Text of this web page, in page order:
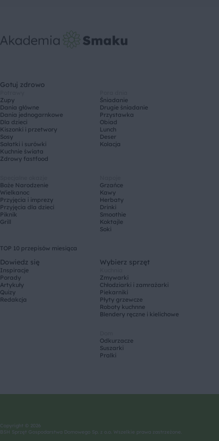
Gotuj zdrowo
Zupy
Dania główne
Dania jednogarnkowe
Dla dzieci
Kiszonki i przetwory
Sosy
Sałatki i surówki
Kuchnie świata
Zdrowy fastfood
Śniadanie
Drugie śniadanie
Przystawka
Obiad
Lunch
Deser
Kolacja
Boże Narodzenie
Wielkanoc
Przyjęcia i imprezy
Przyjęcia dla dzieci
Piknik
Grill
Grzańce
Kawy
Herbaty
Drinki
Smoothie
Koktajle
Soki
TOP 10 przepisów miesiąca
Dowiedz się
Inspiracje
Porady
Artykuły
Quizy
Redakcja
Wybierz sprzęt
Zmywarki
Chłodziarki i zamrażarki
Piekarniki
Płyty grzewcze
Roboty kuchnne
Blendery ręczne i kielichowe
Odkurzacze
Suszarki
Pralki
Copyright © 2026
BSH Sprzęt Gospodarstwa Domowego Sp. z o.o. Wszelkie prawa zastrzeżone.